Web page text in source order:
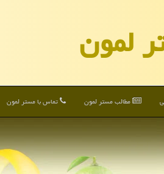
لمون
مطالب مستر لمون تماس با مستر لمون